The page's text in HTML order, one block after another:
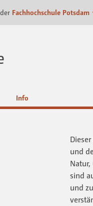
Fachhochschule Potsdam
Info
und
sind
und